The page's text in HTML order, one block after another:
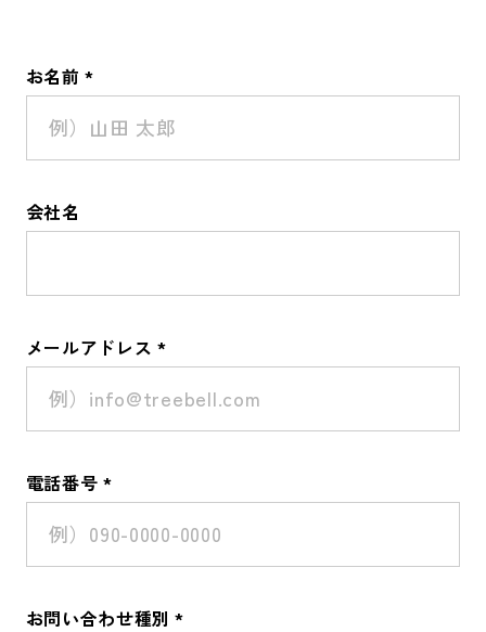
お名前 *
会社名
メールアドレス *
電話番号 *
お問い合わせ種別 *